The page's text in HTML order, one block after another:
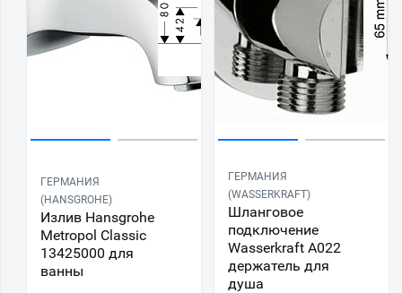
ГЕРМАНИЯ
(HANSGROHE)
Излив Hansgrohe
Metropol Classic
13425000 для
ванны
ГЕРМАНИЯ
(WASSERKRAFT)
Шланговое
подключение
Wasserkraft A022
держатель для
душа